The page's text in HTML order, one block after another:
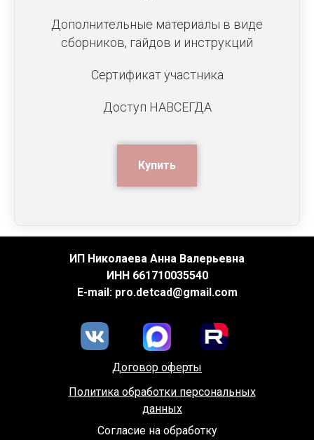
Дополнительные материалы в виде
сборников, гайдов и инструкций
Сертификат участника
Доступ НАВСЕГДА
Купить
ИП Николаева Анна Валерьевна
ИНН 661710035540
E-mail: pro.detcad@gmail.com
Договор оферты
Политика обработки персональных
данных
Согласие на обработку